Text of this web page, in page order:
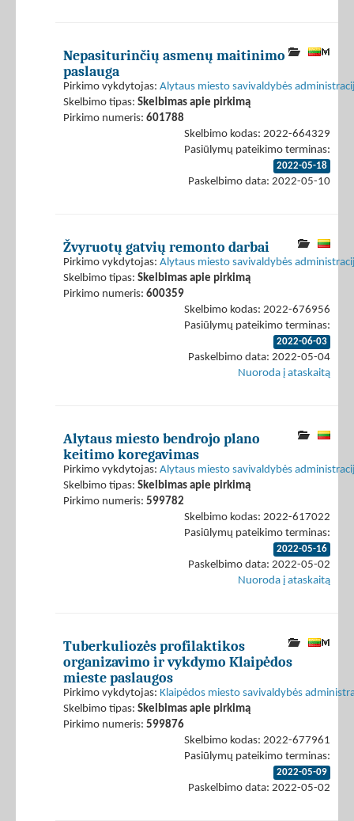
Nepasiturinčių asmenų maitinimo
paslauga
Pirkimo vykdytojas: Alytaus miesto savivaldybės
Skelbimo tipas: Skelbimas apie pirkimą
Pirkimo numeris: 601788
Skelbimo kodas: 2022-664329
Pasiūlymų pateikimo terminas:
2022-05-18
Paskelbimo data: 2022-05-10
Žvyruotų gatvių remonto darbai
Pirkimo vykdytojas: Alytaus miesto savivaldybės
Skelbimo tipas: Skelbimas apie pirkimą
Pirkimo numeris: 600359
Skelbimo kodas: 2022-676956
Pasiūlymų pateikimo terminas:
2022-06-03
Paskelbimo data: 2022-05-04
Nuoroda į ataskaitą
Alytaus miesto bendrojo plano
keitimo koregavimas
Pirkimo vykdytojas: Alytaus miesto savivaldybės
Skelbimo tipas: Skelbimas apie pirkimą
Pirkimo numeris: 599782
Skelbimo kodas: 2022-617022
Pasiūlymų pateikimo terminas:
2022-05-16
Paskelbimo data: 2022-05-02
Nuoroda į ataskaitą
Tuberkuliozės profilaktikos
organizavimo ir vykdymo Klaipėdos
mieste paslaugos
Pirkimo vykdytojas: Klaipėdos miesto savivaldybės
Skelbimo tipas: Skelbimas apie pirkimą
Pirkimo numeris: 599876
Skelbimo kodas: 2022-677961
Pasiūlymų pateikimo terminas:
2022-05-09
Paskelbimo data: 2022-05-02